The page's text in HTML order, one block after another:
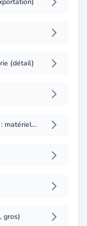
(détail)
Blanchisseries, laveries, pressings : matériel et fournitures
gros)